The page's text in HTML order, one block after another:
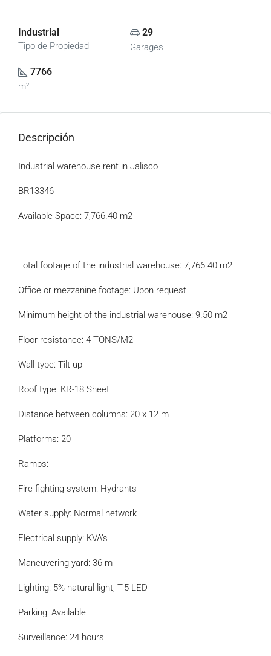
Industrial
Tipo de Propiedad
29
Garages
7766
m²
Descripción
Industrial warehouse rent in Jalisco
BR13346
Available Space: 7,766.40 m2
Total footage of the industrial warehouse: 7,766.40 m2
Office or mezzanine footage: Upon request
Minimum height of the industrial warehouse: 9.50 m2
Floor resistance: 4 TONS/M2
Wall type: Tilt up
Roof type: KR-18 Sheet
Distance between columns: 20 x 12 m
Platforms: 20
Ramps:-
Fire fighting system: Hydrants
Water supply: Normal network
Electrical supply: KVA’s
Maneuvering yard: 36 m
Lighting: 5% natural light, T-5 LED
Parking: Available
Surveillance: 24 hours